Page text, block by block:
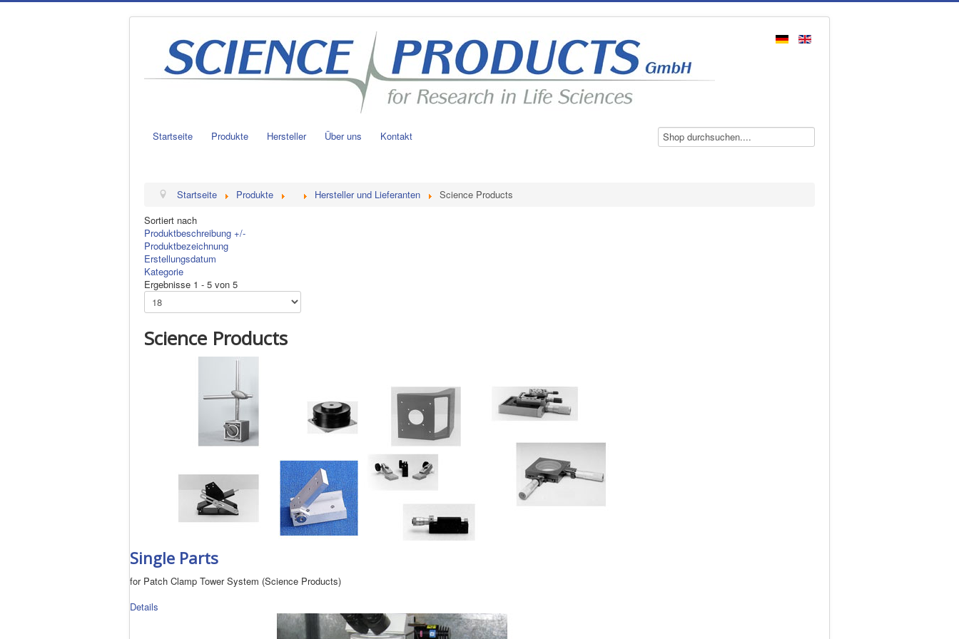
Startseite Produkte Hersteller Über uns Kontakt
Startseite Produkte Hersteller und Lieferanten
Science Products
Sortiert nach
Produktbeschreibung +/-
Produktbezeichnung
Erstellungsdatum
Kategorie
Ergebnisse 1 - 5 von 5
Science Products
Single Parts
for Patch Clamp Tower System (Science Products)
Details